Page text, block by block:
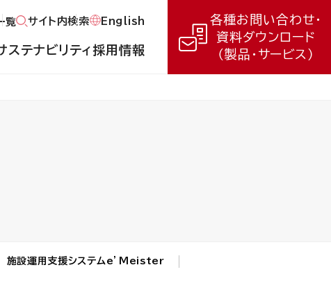
覧 サイト内検索 English
ステナビリティ採用情報
各種お問い合わせ・
資料ダウンロード
（製品・サービス）
施設運用支援システムe’Meister